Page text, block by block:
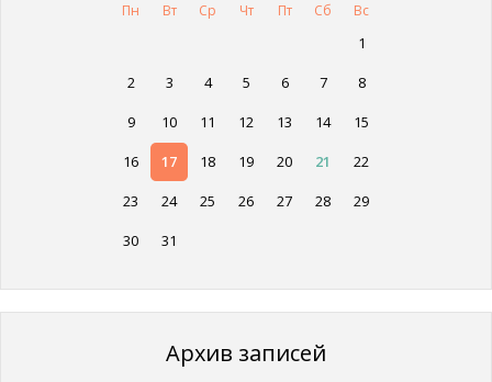
Пн Вт Ср Чт Пт Сб Вс
1
2
3 4 5 6 7
8
9
10 11 12 13 14
15
16
17 18 19 20 21
22
23
24 25 26 27 28
29
30
31
Архив записей